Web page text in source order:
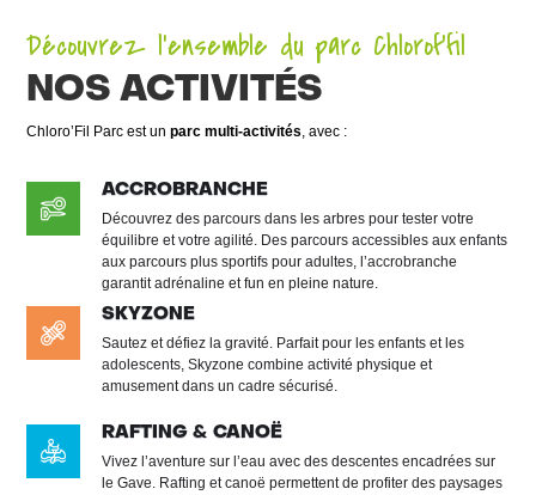
Découvrez l'ensemble du parc Chlorof'fil
NOS ACTIVITÉS
Chloro’Fil Parc est unparc multi-activités, avec :
ACCROBRANCHE
Découvrez des parcours dans les arbres pour tester votre
équilibre et votre agilité. Des parcours accessibles aux enfants
aux parcours plus sportifs pour adultes, l’accrobranche
garantit adrénaline et fun en pleine nature.
SKYZONE
Sautez et défiez la gravité. Parfait pour les enfants et les
adolescents, Skyzone combine activité physique et
amusement dans un cadre sécurisé.
RAFTING & CANOË
Vivez l’aventure sur l’eau avec des descentes encadrées sur
le Gave. Rafting et canoë permettent de profiter des paysages